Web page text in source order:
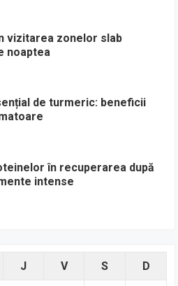
vizitarea zonelor slab
noaptea
de turmeric: beneficii
în recuperarea după
intense
J V S D